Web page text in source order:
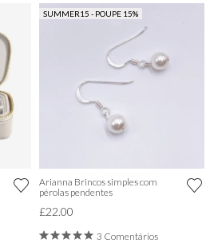
SUMMER15 - POUPE 15%
Arianna Brincos simples com
pérolas pendentes
£22.00
3 Comentários